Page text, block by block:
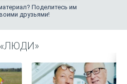
Поделитесь им
друзьями!
«ЛЮДИ»